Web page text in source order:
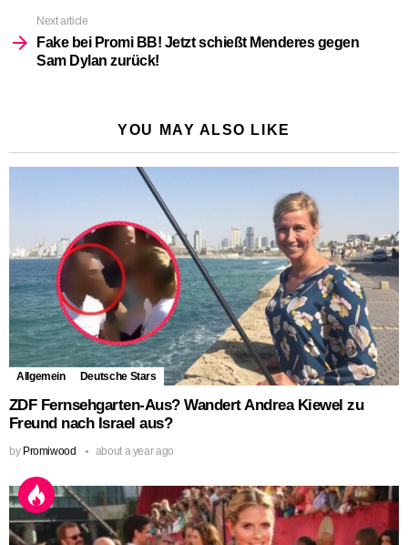
Next article
Fake bei Promi BB! Jetzt schießt Menderes gegen
Sam Dylan zurück!
YOU MAY ALSO LIKE
Allgemein Deutsche Stars
ZDF Fernsehgarten-Aus? Wandert Andrea Kiewel zu
Freund nach Israel aus?
by Promiwood about a year ago